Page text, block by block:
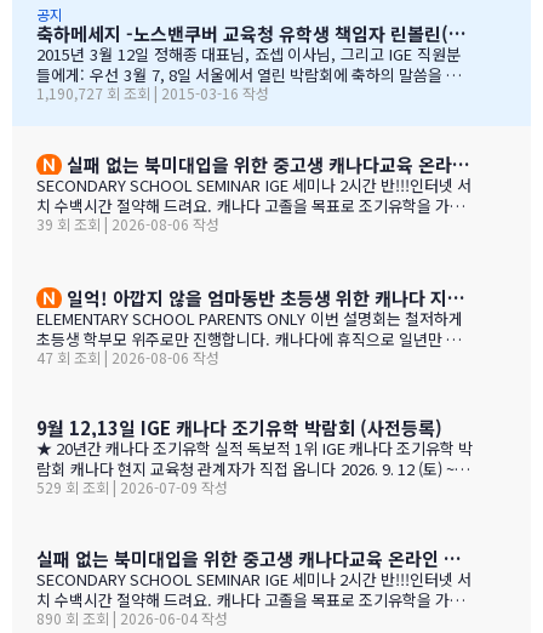
람회에 참가하길 고대합니다. IGE 직원들은 조직 기술과 정보의
상세함, 그리고 테이블에 앉아 학부모님들과 소통할 때 IGE 통역
사 분들의 친절함과 지지적인 태도는 저에게 지속적으로 깊은 인
상을 줍니다. 랭리는 한국인 가족들이 해외 유학지로 고려할 핵심
유학 지역이 되었습니다. 우리는 서울에 다른 유학원들과도 파트
리의 학교들로 즐겁게 맞이할 수 있었습니다. IGE 직원분들과 함
께 협력하여 일하는 과정을 통해 우리는 한국 사…
공지
축하메세지 -노스밴쿠버 교육청 유학생 책임자 린볼린(Lynne Bolen) 편지
2015년 3월 12일 정해종 대표님, 죠셉 이사님, 그리고 IGE 직원분
들에게: 우선 3월 7, 8일 서울에서 열린 박람회에 축하의 말씀을 전
합니다. 이 틀간의 박람회를 개최하는 동안 많은 관심을 보여준 한국
박람회에 참가한 모든 교육청들에게도 이와 같은 좋은 일이 있기를
바랍니다. 과거에 박람회 때마다 통역관을 배치해 주신 것에 대해 감
사 드립니다. 특히 이번 주말 동안 세 명의 훌륭한 통역관과 일할 수
있게 기회를 주셔서 고맙습니다. 세 분 모두 노스밴쿠버에 대해 자세
히 알고 있었으며, 미국이나 캐나다에서 직접 겪은 해외경험들을 나
1,190,727 회 조회 | 2015-03-16 작성
실패 없는 북미대입을 위한 중고생 캐나다교육 온라인 ZOOM 설명회 8월 27일(목)
SECONDARY SCHOOL SEMINAR IGE 세미나 2시간 반!!!인터넷 서
치 수백시간 절약해 드려요. 캐나다 고졸을 목표로 조기유학을 가지
는 않죠. 어떤 경우에도 중요한 것은 대학!!! 20년간 캐나다 조기유학
도 참가 가능합니다. 한국과 캐나다 부모님들의 궁금증과 고민을 같
이 공유할 수 있습니다. …
39 회 조회 | 2026-08-06 작성
일억! 아깝지 않을 엄마동반 초등생 위한 캐나다 지역,학교 선택 설명회 8월25(화)
ELEMENTARY SCHOOL PARENTS ONLY 이번 설명회는 철저하게
초등생 학부모 위주로만 진행합니다. 캐나다에 휴직으로 일년만 가
야 하는 가족, 초등생 영어교육 · 북미체험 · 가족 휴식을 위해 캐나
~ 9시 …
47 회 조회 | 2026-08-06 작성
9월 12,13일 IGE 캐나다 조기유학 박람회 (사전등록)
★ 20년간 캐나다 조기유학 실적 독보적 1위 IGE 캐나다 조기유학 박
람회 캐나다 현지 교육청 관계자가 직접 옵니다 2026. 9. 12 (토) ~ 9.
13 (일) 오전 11시 ~ 오후 5시 · 사전등록 필수 일시 2026년 9월 12
신청서에서 바로 신청하세요 사전등록 혜택 미리 신청하면 이런 혜택
이 있습니다 혜택 1 신청비 전액 면제 학생당 약 CAD $200~300 수
속 신청비 면제 혜택 2 인기 공립학교 우선 배정 …
529 회 조회 | 2026-07-09 작성
실패 없는 북미대입을 위한 중고생 캐나다교육 온라인 ZOOM 설명회 6월 16일(화)
SECONDARY SCHOOL SEMINAR IGE 세미나 2시간 반!!!인터넷 서
치 수백시간 절약해 드려요. 캐나다 고졸을 목표로 조기유학을 가지
는 않죠. 어떤 경우에도 중요한 것은 대학!!! 20년간 캐나다 조기유학
890 회 조회 | 2026-06-04 작성